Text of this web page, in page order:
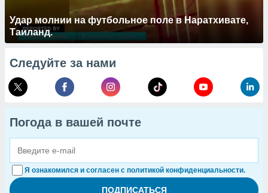
Удар молнии на футбольное поле в Наратхивате,
Таиланд.
Следуйте за нами
Погода в вашей почте
Я ознакомился и согласен с политикой конфиденциальности.